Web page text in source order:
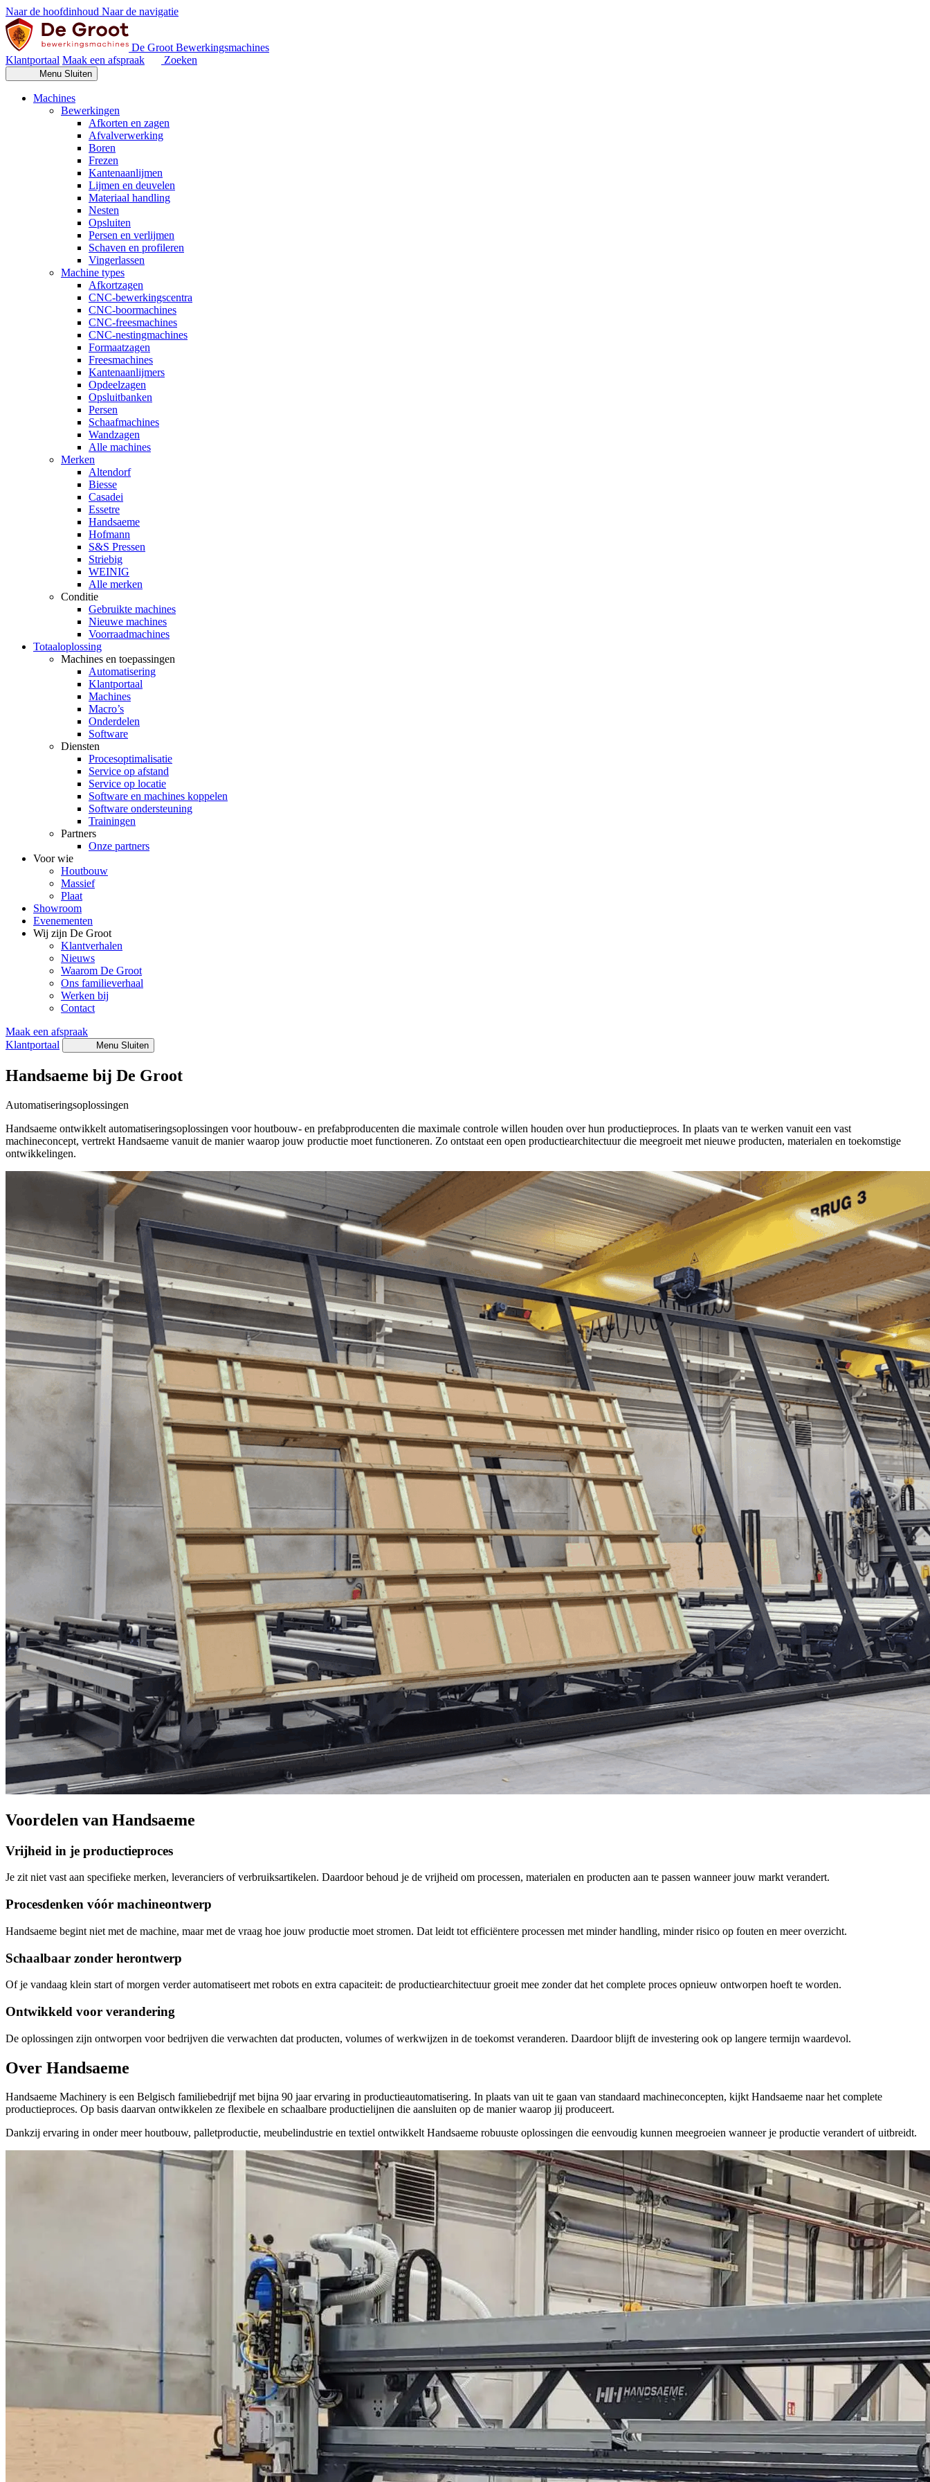
Naar de hoofdinhoud Naar de navigatie
De Groot Bewerkingsmachines
Klantportaal Maak een afspraak Zoeken
Menu Sluiten
Machines
Bewerkingen
Afkorten en zagen
Afvalverwerking
Boren
Frezen
Kantenaanlijmen
Lijmen en deuvelen
Materiaal handling
Nesten
Opsluiten
Persen en verlijmen
Schaven en profileren
Vingerlassen
Machine types
Afkortzagen
CNC-bewerkingscentra
CNC-boormachines
CNC-freesmachines
CNC-nestingmachines
Formaatzagen
Freesmachines
Kantenaanlijmers
Opdeelzagen
Opsluitbanken
Persen
Schaafmachines
Wandzagen
Alle machines
Merken
Altendorf
Biesse
Casadei
Essetre
Handsaeme
Hofmann
S&S Pressen
Striebig
WEINIG
Alle merken
Conditie
Gebruikte machines
Nieuwe machines
Voorraadmachines
Totaaloplossing
Machines en toepassingen
Automatisering
Klantportaal
Machines
Macro’s
Onderdelen
Software
Diensten
Procesoptimalisatie
Service op afstand
Service op locatie
Software en machines koppelen
Software ondersteuning
Trainingen
Partners
Onze partners
Voor wie
Houtbouw
Massief
Plaat
Showroom
Evenementen
Wij zijn De Groot
Klantverhalen
Nieuws
Waarom De Groot
Ons familieverhaal
Werken bij
Contact
Maak een afspraak
Klantportaal
Menu Sluiten
Handsaeme bij De Groot
Automatiseringsoplossingen
Handsaeme ontwikkelt automatiseringsoplossingen voor houtbouw- en prefabproducenten die maximale controle willen houden over hun productieproces. In plaats van te werken vanuit een vast
machineconcept, vertrekt Handsaeme vanuit de manier waarop jouw productie moet functioneren. Zo ontstaat een open productiearchitectuur die meegroeit met nieuwe producten, materialen en toekomstige
ontwikkelingen.
Voordelen van Handsaeme
Vrijheid in je productieproces
Je zit niet vast aan specifieke merken, leveranciers of verbruiksartikelen. Daardoor behoud je de vrijheid om processen, materialen en producten aan te passen wanneer jouw markt verandert.
Procesdenken vóór machineontwerp
Handsaeme begint niet met de machine, maar met de vraag hoe jouw productie moet stromen. Dat leidt tot efficiëntere processen met minder handling, minder risico op fouten en meer overzicht.
Schaalbaar zonder herontwerp
Of je vandaag klein start of morgen verder automatiseert met robots en extra capaciteit: de productiearchitectuur groeit mee zonder dat het complete proces opnieuw ontworpen hoeft te worden.
Ontwikkeld voor verandering
De oplossingen zijn ontworpen voor bedrijven die verwachten dat producten, volumes of werkwijzen in de toekomst veranderen. Daardoor blijft de investering ook op langere termijn waardevol.
Over Handsaeme
Handsaeme Machinery is een Belgisch familiebedrijf met bijna 90 jaar ervaring in productieautomatisering. In plaats van uit te gaan van standaard machineconcepten, kijkt Handsaeme naar het complete
productieproces. Op basis daarvan ontwikkelen ze flexibele en schaalbare productielijnen die aansluiten op de manier waarop jij produceert.
Dankzij ervaring in onder meer houtbouw, palletproductie, meubelindustrie en textiel ontwikkelt Handsaeme robuuste oplossingen die eenvoudig kunnen meegroeien wanneer je productie verandert of uitbreidt.